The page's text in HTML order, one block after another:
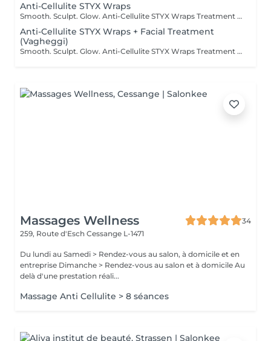
Anti-Cellulite STYX Wraps
Smooth. Sculpt. Glow. Anti-Cellulite STYX Wraps Treatment Say goodbye to stubborn cellulite and hello to smoother, firmer skin! Our STYX Wraps are a powerful anti-cellulite treatment that uses natural active ingredients and compression bandages to visibly tone and detox your body. What it does: Targets and reduces the appearance of cellulite Boosts circulation and lymphatic flow Firms, smooths, and hydrates the skin Helps contour problem areas Feel the tightening effect from the first session and enjoy a refreshed, sculpted silhouette. Perfect as a single treatment or a course for long-term results. Ready to wrap your way to confidence?
Anti-Cellulite STYX Wraps + Facial Treatment
(Vagheggi)
Smooth. Sculpt. Glow. Anti-Cellulite STYX Wraps Treatment Say goodbye to stubborn cellulite and hello to smoother, firmer skin! Our STYX Wraps are a powerful anti-cellulite treatment that uses natural active ingredients and compression bandages to visibly tone and detox your body. What it does: Targets and reduces the appearance of cellulite Boosts circulation and lymphatic flow Firms, smooths, and hydrates the skin Helps contour problem areas Feel the tightening effect from the first session and enjoy a refreshed, sculpted silhouette. Perfect as a single treatment or a course for long-term results. Make the most of time with facial treatment during the wrapping time! Ready to wrap your way to confidence?
Massages Wellness
34
259, Route d'Esch Cessange L-1471
Du lundi au Samedi > Rendez-vous au salon, à domicile et en
entreprise Dimanche > Rendez-vous au salon et à domicile Au
delà d'une prestation réali...
Massage Anti Cellulite > 8 séances